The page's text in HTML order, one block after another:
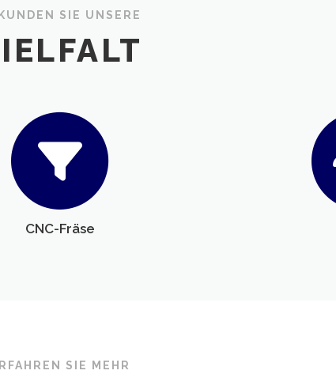
SIE UNSERE
CNC-Fräse
SIE MEHR